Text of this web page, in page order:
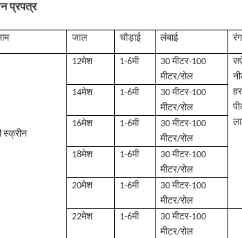
प्रपत्र
जाल चौड़ाई लंबाई रंग
स्क्रीन
12मेश 1-6मी
30 मीटर-100
मीटर/रोल
14मेश 1-6मी
30 मीटर-100
मीटर/रोल
16मेश
1-6मी
30 मीटर-100
मीटर/रोल
18मेश
1-6मी
30 मीटर-100
मीटर/रोल
20मेश
1-6मी
30 मीटर-100
मीटर/रोल
22मेश
1-6मी
30 मीटर-100
मीटर/रोल